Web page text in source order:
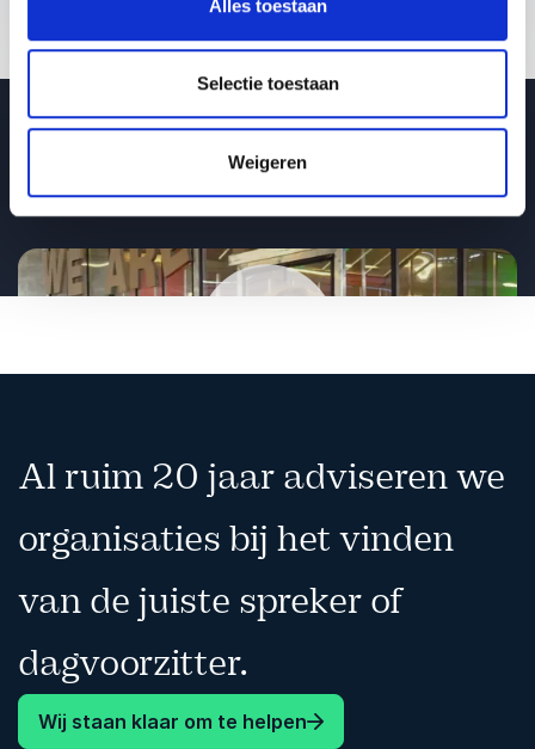
Alles toestaan
Selectie toestaan
Weigeren
Changemakers | Helga van Leur
Video van spreker Helga van Leur
Al ruim 20 jaar adviseren we
organisaties bij het vinden
van de juiste spreker of
dagvoorzitter.
Wij staan klaar om te helpen